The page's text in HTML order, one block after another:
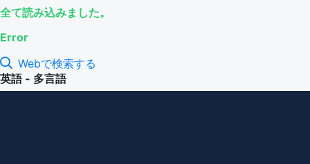
全て読み込みました。
Error
Webで検索する
英語 - 多言語